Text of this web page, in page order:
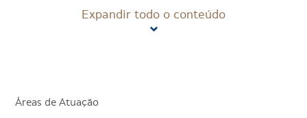
sobre hábitos que ajudam a preservar a função pulmonar e
Geral?
Expandir todo o conteúdo
Áreas de Atuação